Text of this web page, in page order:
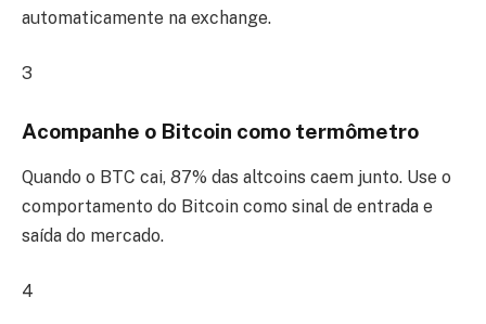
automaticamente na exchange.
3
Acompanhe o Bitcoin como termômetro
Quando o BTC cai, 87% das altcoins caem junto. Use o
comportamento do Bitcoin como sinal de entrada e
saída do mercado.
4